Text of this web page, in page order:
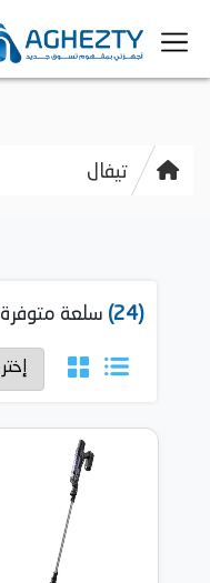
تيفال
(24) سلعة متوفرة